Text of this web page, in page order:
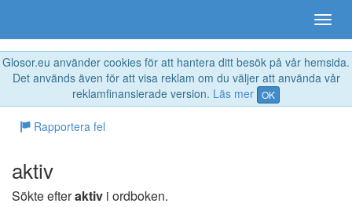
Glosor.eu använder cookies för att hantera ditt besök på vår hemsida.
Det används även för att visa reklam om du väljer att använda vår
reklamfinansierade version. Läs mer OK
Rapportera fel
aktiv
Sökte efteraktiv i ordboken.